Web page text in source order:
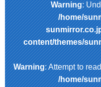
Warning:
/home/
content/themes/
Warning: Attempt to
/home/